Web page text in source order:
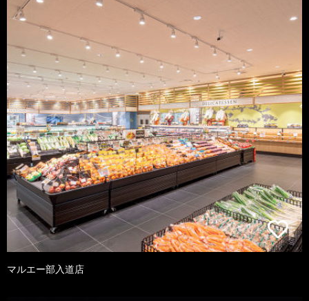
マルエー部入道店